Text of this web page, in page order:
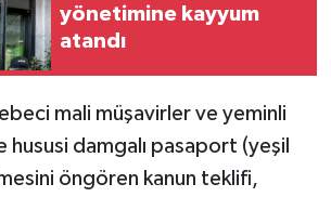
yönetimine kayyum
atandı
mali müşavirler ve yeminli
hususi damgalı pasaport (yeşil
öngören kanun teklifi,